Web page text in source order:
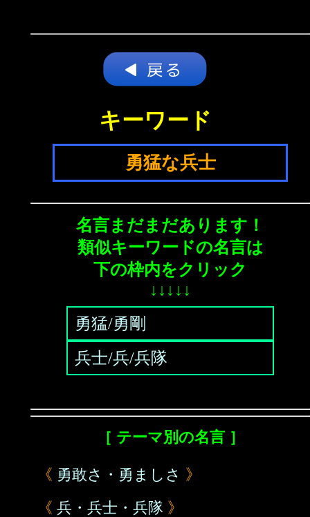
キーワード
勇猛な兵士
名言まだまだあります！
類似キーワードの名言は
下の枠内をクリック
↓↓↓↓↓
勇猛/勇剛
兵士/兵/兵隊
［ テーマ別の名言 ］
《 勇敢さ・勇ましさ 》
《 兵・兵士・兵隊 》